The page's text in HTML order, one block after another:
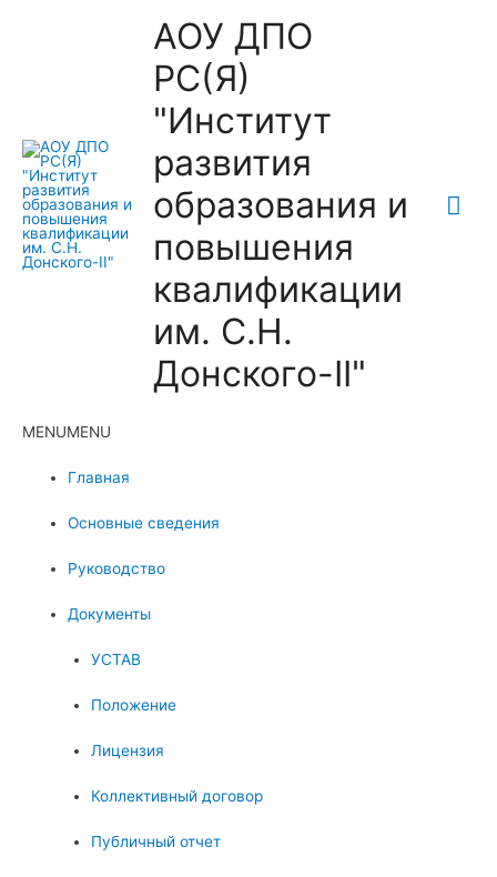
АОУ ДПО
РС(Я)
"Институт
развития
образования и
повышения
квалификации
им. С.Н.
Донского-II"
MENUMENU
Главная
Основные сведения
Руководство
Документы
УСТАВ
Положение
Лицензия
Коллективный договор
Публичный отчет